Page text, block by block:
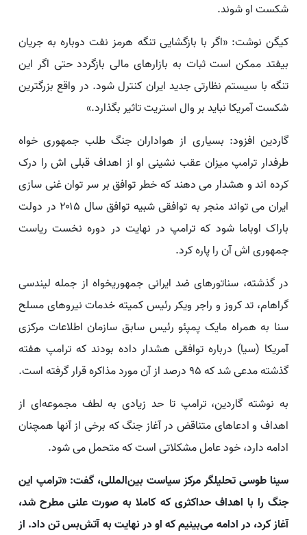
شکست او شوند.
کیگن نوشت: «اگر با بازگشایی تنگه هرمز نفت دوباره به جریان
بیفتد ممکن است ثبات به بازارهای مالی بازگردد حتی اگر این
تنگه با سیستم نظارتی جدید ایران کنترل شود. در واقع بزرگترین
شکست آمریکا نباید بر وال استریت تاثیر بگذارد.»
گاردین افزود: بسیاری از هواداران جنگ طلب جمهوری خواه
طرفدار ترامپ میزان عقب نشینی او از اهداف قبلی اش را درک
کرده اند و هشدار می دهند که خطر توافق بر سر توان غنی سازی
ایران می تواند منجر به توافقی شبیه توافق سال ۲۰۱۵ در دولت
باراک اوباما شود که ترامپ در نهایت در دوره نخست ریاست
جمهوری اش آن را پاره کرد.
در گذشته، سناتورهای ضد ایرانی جمهوریخواه از جمله لیندسی
گراهام، تد کروز و راجر ویکر رئیس کمیته خدمات نیروهای مسلح
سنا به همراه مایک پمپئو رئیس سابق سازمان اطلاعات مرکزی
آمریکا (سیا) درباره توافقی هشدار داده بودند که ترامپ هفته
گذشته مدعی شد که ۹۵ درصد از آن مورد مذاکره قرار گرفته است.
به نوشته گاردین، ترامپ تا حد زیادی به لطف مجموعه‌ای از
اهداف و ادعاهای متناقض در آغاز جنگ که برخی از آنها همچنان
ادامه دارد، خود عامل مشکلاتی است که متحمل می شود.
سینا طوسی تحلیلگر مرکز سیاست بین‌المللی، گفت: «ترامپ این
جنگ را با اهداف حداکثری که کاملا به صورت علنی مطرح شد،
آغاز کرد، در ادامه می‌بینیم که او در نهایت به آتش‌بس تن داد. از